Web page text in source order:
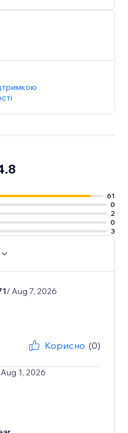
— встановіть YouTube
випадкових
61
0
2
0
3
/ Aug 7, 2026
Корисно (0)
1, 2026